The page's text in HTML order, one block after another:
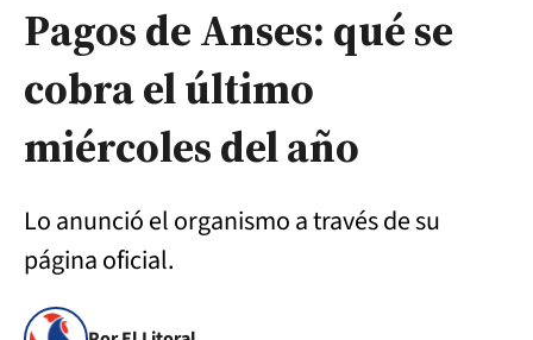
Pagos de Anses: qué se
cobra el último
miércoles del año
Lo anunció el organismo a través de su
página oficial.